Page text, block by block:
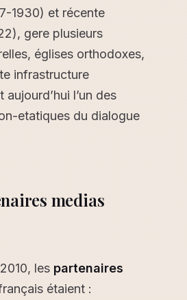
1930) et récente
gere plusieurs
églises orthodoxes,
infrastructure
l’un des
etatiques du dialogue
medias
les partenaires
étaient :